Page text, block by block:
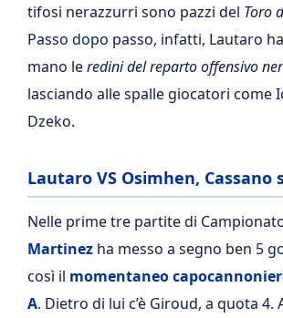
tifosi nerazzurri sono pazzi del Toro
Passo dopo passo, infatti, Lautaro
mano leredini del reparto offensivo
lasciando alle spalle giocatori come
Dzeko.
Lautaro VS Osimhen, Cassano
Nelle prime tre partite di
Martinez ha messo a segno ben 5
così il momentaneo
A. Dietro di lui c’è Giroud, a quota 4.